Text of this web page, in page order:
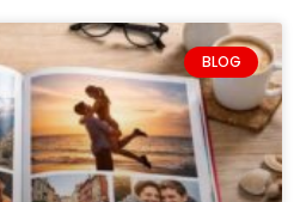
BLOG